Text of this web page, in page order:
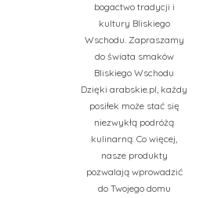
bogactwo tradycji i
kultury Bliskiego
Wschodu. Zapraszamy
do świata smaków
Bliskiego Wschodu
Dzięki arabskie.pl, każdy
posiłek może stać się
niezwykłą podróżą
kulinarną. Co więcej,
nasze produkty
pozwalają wprowadzić
do Twojego domu